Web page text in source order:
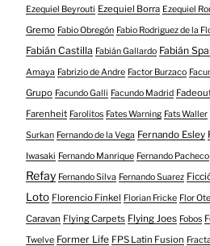
Ezequiel Beyrouti Ezequiel Borra Ezequiel
Gremo Fabio Obregón Fabio Rodriguez de la
Fabián Castilla Fabián Gallardo Fabián
Amaya Fabrizio de Andre Factor Burzaco
Grupo Facundo Galli Facundo Madrid
Farenheit Farolitos Fates Warning Fats Waller
Surkan Fernando de la Vega Fernando Esley
Iwasaki Fernando Manrique Fernando Pacheco
Refay Fernando Silva Fernando Suarez
Loto Florencio Finkel Florian Fricke Flor
Caravan Flying Carpets Flying Joes Fobos
Twelve Former Life FPS Latin Fusion